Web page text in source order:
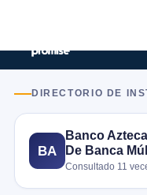
DIRECTORIO DE
BA
Banco
De Banca
Consultado 11